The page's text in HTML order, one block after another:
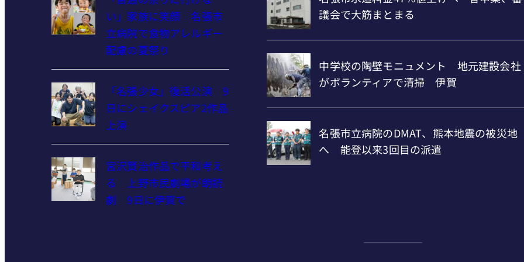
い」家族に笑顔 名張市
立病院で食物アレルギー
配慮の夏祭り
「名張少女」復活公演 9
日にシェイクスピア2作品
上演
宮沢賢治作品で平和考え
る 上野市民劇場が朗読
劇 9日に伊賀で